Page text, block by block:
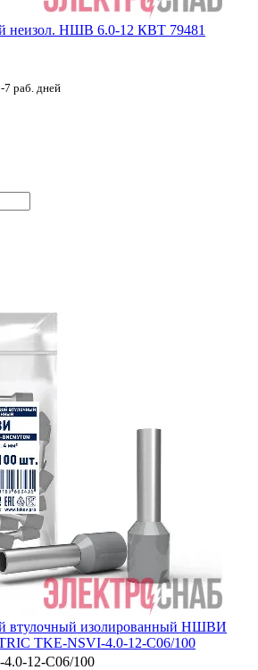
неизол. НШВ 6.0-12 КВТ 79481
7 раб. дней
втулочный изолированный НШВИ
TKE-NSVI-4.0-12-C06/100
12-C06/100